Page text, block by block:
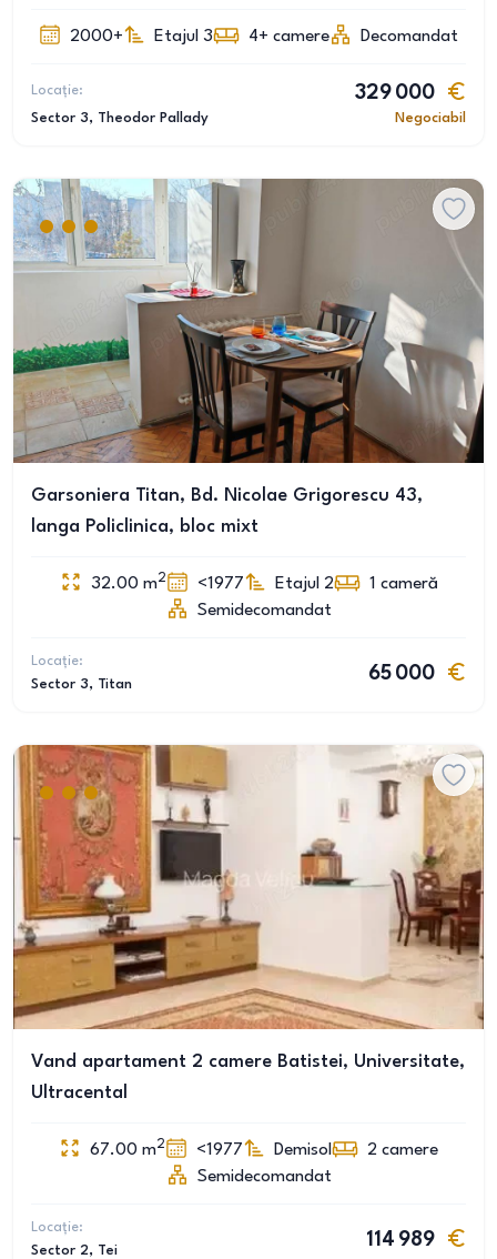
2000+ Etajul 3 4+ camere Decomandat
Locație:
Sector 3, Theodor Pallady
329 000
Negociabil
Garsoniera Titan, Bd. Nicolae Grigorescu 43,
langa Policlinica, bloc mixt
32.00 m2 <1977 Etajul 2 1 cameră
Semidecomandat
Locație:
Sector 3, Titan
65 000
Vand apartament 2 camere Batistei, Universitate,
Ultracental
67.00 m2 <1977 Demisol 2 camere
Semidecomandat
Locație:
Sector 2, Tei
114 989